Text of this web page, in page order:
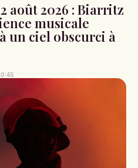
août 2026 : Biarritz
musicale
un ciel obscurci à